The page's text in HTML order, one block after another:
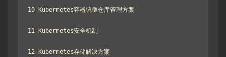
10-Kubernetes容器镜像仓库管理方案
11-Kubernetes安全机制
12-Kubernetes存储解决方案